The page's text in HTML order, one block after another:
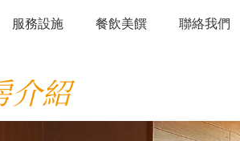
服務設施 餐飲美饌 聯絡我們
介紹